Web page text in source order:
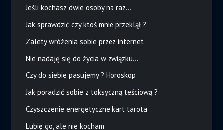
Jeśli kochasz dwie osoby na raz…
Jak sprawdzić czy ktoś mnie przeklął ?
Zalety wróżenia sobie przez internet
Nie nadaję się do życia w związku…
Czy do siebie pasujemy ? Horoskop
Jak poradzić sobie z toksyczną teściową ?
Czyszczenie energetyczne kart tarota
Lubię go, ale nie kocham